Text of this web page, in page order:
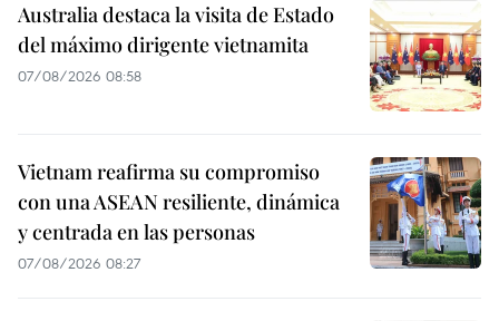
Australia destaca la visita de Estado
del máximo dirigente vietnamita
07/08/2026 08:58
Vietnam reafirma su compromiso
con una ASEAN resiliente, dinámica
y centrada en las personas
07/08/2026 08:27